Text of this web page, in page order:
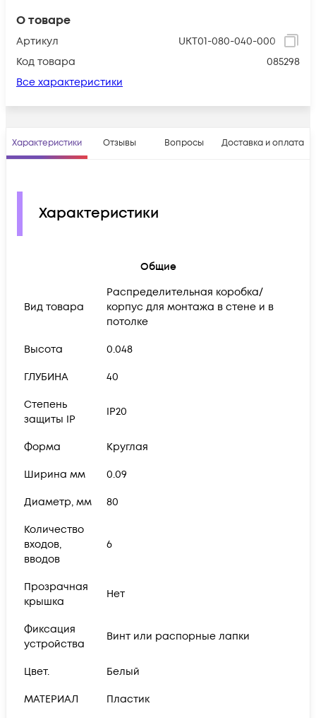
О товаре
Артикул
UKT01-080-040-000
Код товара
085298
Все характеристики
Характеристики Отзывы Вопросы Доставка и оплата
Характеристики
Общие
Вид товара
Распределительная коробка/
корпус для монтажа в стене и в
потолке
Высота 0.048
ГЛУБИНА 40
Степень
защиты IP
IP20
Форма Круглая
Ширина мм 0.09
Диаметр, мм 80
Количество
входов,
вводов
6
Прозрачная
крышка
Нет
Фиксация
устройства
Винт или распорные лапки
Цвет. Белый
МАТЕРИАЛ Пластик